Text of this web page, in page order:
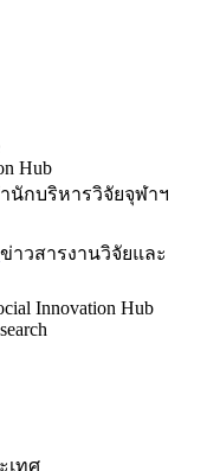
Hub
นักบริหารวิจัยจุฬาฯ
ข่าวสารงานวิจัยและ
Innovation Hub
เทศ